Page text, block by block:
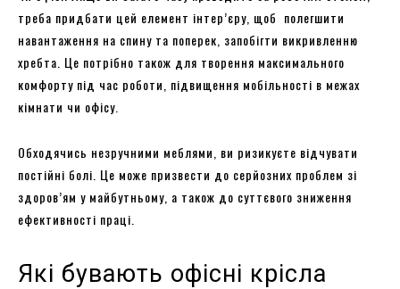
треба придбати цей елемент інтер’єру, щоб полегшити
навантаження на спину та поперек, запобігти викривленню
хребта. Це потрібно також для творення максимального
комфорту під час роботи, підвищення мобільності в межах
кімнати чи офісу.
Обходячись незручними меблями, ви ризикуєте відчувати
постійні болі. Це може призвести до серйозних проблем зі
здоров’ям у майбутньому, а також до суттєвого зниження
ефективності праці.
Які бувають офісні крісла